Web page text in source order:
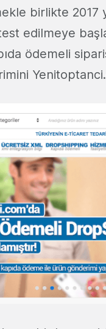
birlikte 2017
edilmeye
ödemeli